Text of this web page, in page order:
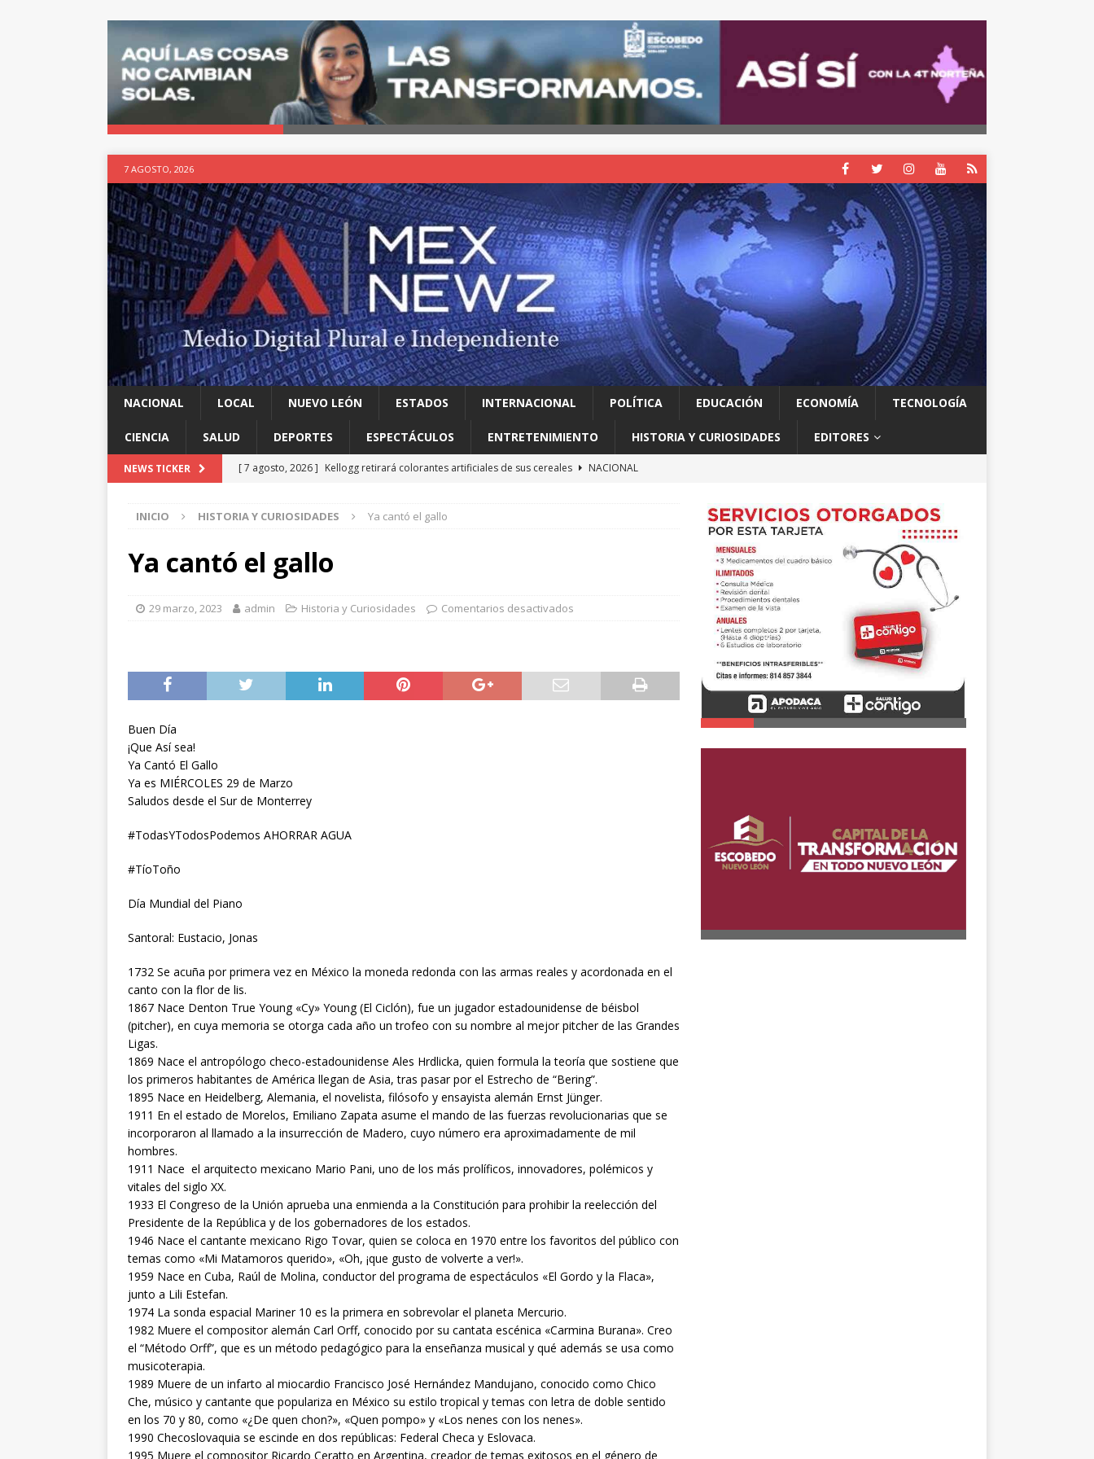
7 AGOSTO, 2026
NACIONAL LOCAL NUEVO LEÓN ESTADOS INTERNACIONAL POLÍTICA EDUCACIÓN ECONOMÍA TECNOLOGÍA
CIENCIA SALUD DEPORTES ESPECTÁCULOS ENTRETENIMIENTO HISTORIA Y CURIOSIDADES EDITORES
NEWS TICKER [ 7 agosto, 2026 ] Kellogg retirará colorantes artificiales de sus cereales
NACIONAL
[ 7 agosto, 2026 ] Multan a Meta con US$567 millones en el mayor fallo sobre seguridad
infantil contra el gigante de las redes sociales
[ 7 agosto, 2026 ]
recomendación de la OMS
LOCAL
INICIO HISTORIA Y CURIOSIDADES Ya cantó el gallo
Ya cantó el gallo
29 marzo, 2023 admin Historia y Curiosidades Comentarios desactivados
Buen Día
¡Que Así sea!
Ya Cantó El Gallo
Ya es MIÉRCOLES 29 de Marzo
Saludos desde el Sur de Monterrey
#TodasYTodosPodemos AHORRAR AGUA
#TíoToño
Día Mundial del Piano
Santoral: Eustacio, Jonas
1732 Se acuña por primera vez en México la moneda redonda con las armas reales y acordonada en el
canto con la flor de lis.
1867 Nace Denton True Young «Cy» Young (El Ciclón), fue un jugador estadounidense de béisbol
(pitcher), en cuya memoria se otorga cada año un trofeo con su nombre al mejor pitcher de las Grandes
Ligas.
1869 Nace el antropólogo checo-estadounidense Ales Hrdlicka, quien formula la teoría que sostiene que
los primeros habitantes de América llegan de Asia, tras pasar por el Estrecho de “Bering”.
1895 Nace en Heidelberg, Alemania, el novelista, filósofo y ensayista alemán Ernst Jünger.
1911 En el estado de Morelos, Emiliano Zapata asume el mando de las fuerzas revolucionarias que se
incorporaron al llamado a la insurrección de Madero, cuyo número era aproximadamente de mil
hombres.
1911 Nace el arquitecto mexicano Mario Pani, uno de los más prolíficos, innovadores, polémicos y
vitales del siglo XX.
1933 El Congreso de la Unión aprueba una enmienda a la Constitución para prohibir la reelección del
Presidente de la República y de los gobernadores de los estados.
1946 Nace el cantante mexicano Rigo Tovar, quien se coloca en 1970 entre los favoritos del público con
temas como «Mi Matamoros querido», «Oh, ¡que gusto de volverte a ver!».
1959 Nace en Cuba, Raúl de Molina, conductor del programa de espectáculos «El Gordo y la Flaca»,
junto a Lili Estefan.
1974 La sonda espacial Mariner 10 es la primera en sobrevolar el planeta Mercurio.
1982 Muere el compositor alemán Carl Orff, conocido por su cantata escénica «Carmina Burana». Creo
el “Método Orff”, que es un método pedagógico para la enseñanza musical y qué además se usa como
musicoterapia.
1989 Muere de un infarto al miocardio Francisco José Hernández Mandujano, conocido como Chico
Che, músico y cantante que populariza en México su estilo tropical y temas con letra de doble sentido
en los 70 y 80, como «¿De quen chon?», «Quen pompo» y «Los nenes con los nenes».
1990 Checoslovaquia se escinde en dos repúblicas: Federal Checa y Eslovaca.
1995 Muere el compositor Ricardo Ceratto en Argentina, creador de temas exitosos en el género de